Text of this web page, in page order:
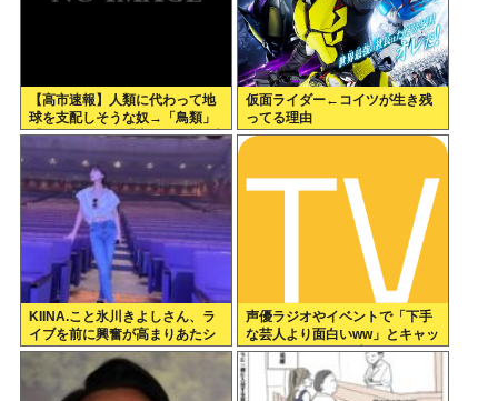
【高市速報】人類に代わって地
球を支配しそうな奴→「鳥類」
「タコ・イカ」「麦」の3強に絞
仮面ライダー←コイツが生き残
ってる理由
KIINA.こと氷川きよしさん、ラ
イブを前に興奮が高まりあたシ
コ欲全開www
声優ラジオやイベントで「下手
な芸人より面白いww」とキャッ
キャしてたオタク消える